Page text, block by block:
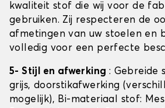
kwaliteit stof die wij voor de
gebruiken. Zij respecteren de
afmetingen van uw stoelen en
volledig voor een perfecte
5- Stijl en afwerking : Gebreide
grijs, doorstikafwerking
mogelijk), Bi-materiaal stof: